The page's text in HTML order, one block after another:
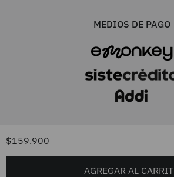
$159.900
AGREGAR AL
MEDIOS DE PAGO
UNA MARCA TIENDACOL S.A.S. / Línea única
país 01 8000 417 7777 / TODOS LOS
FRESCA 2026. Desarrollado